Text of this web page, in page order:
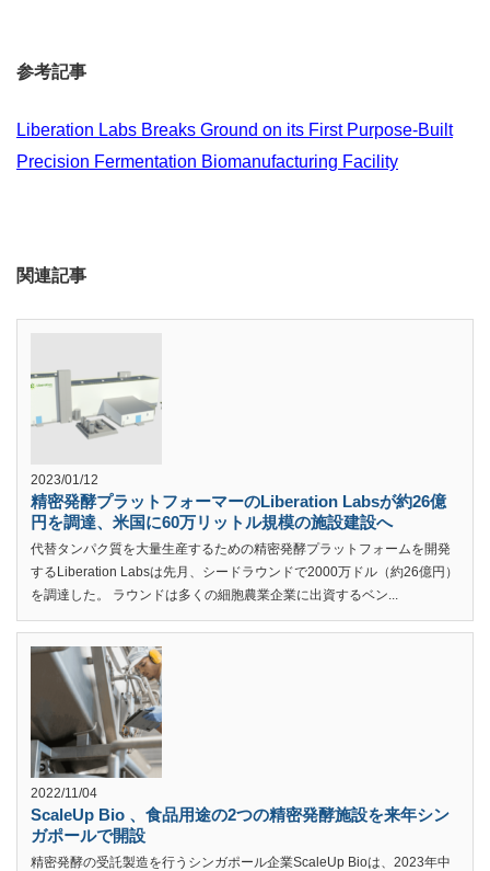
参考記事
Liberation Labs Breaks Ground on its First Purpose-Built
Precision Fermentation Biomanufacturing Facility
関連記事
2023/01/12
精密発酵プラットフォーマーのLiberation Labsが約26億
円を調達、米国に60万リットル規模の施設建設へ
代替タンパク質を大量生産するための精密発酵プラットフォームを開発
するLiberation Labsは先月、シードラウンドで2000万ドル（約26億円）
を調達した。 ラウンドは多くの細胞農業企業に出資するベン...
2022/11/04
ScaleUp Bio 、食品用途の2つの精密発酵施設を来年シン
ガポールで開設
精密発酵の受託製造を行うシンガポール企業ScaleUp Bioは、2023年中